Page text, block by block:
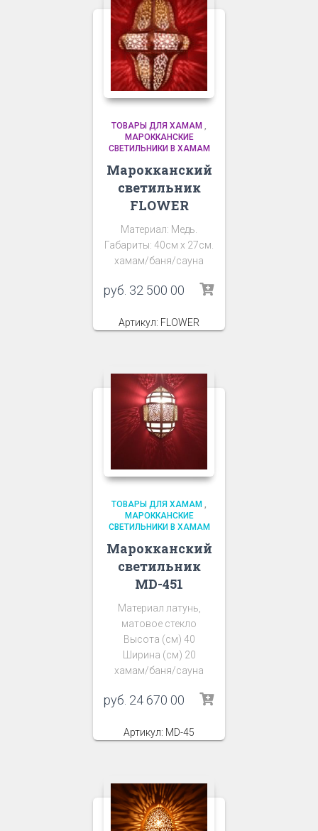
ТОВАРЫ ДЛЯ ХАМАМ ,
МАРОККАНСКИЕ
СВЕТИЛЬНИКИ В ХАМАМ
Марокканский
светильник
FLOWER
Материал: Медь.
Габариты: 40см х 27см.
хамам/баня/сауна
руб. 32 500 00
Артикул: FLOWER
ТОВАРЫ ДЛЯ ХАМАМ ,
МАРОККАНСКИЕ
СВЕТИЛЬНИКИ В ХАМАМ
Марокканский
светильник
MD-451
Материал латунь,
матовое стекло
Высота (см) 40
Ширина (см) 20
хамам/баня/сауна
руб. 24 670 00
Артикул: MD-45